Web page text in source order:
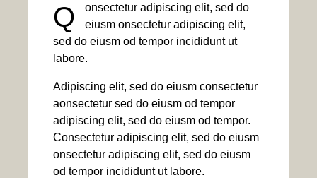
Q
onsectetur adipiscing elit, sed do
eiusm onsectetur adipiscing elit,
sed do eiusm od tempor incididunt ut
labore.
Adipiscing elit, sed do eiusm consectetur
aonsectetur sed do eiusm od tempor
adipiscing elit, sed do eiusm od tempor.
Consectetur adipiscing elit, sed do eiusm
onsectetur adipiscing elit, sed do eiusm
od tempor incididunt ut labore.